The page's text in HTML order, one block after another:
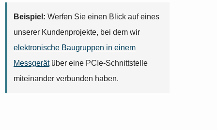
Beispiel: Werfen Sie einen Blick auf eines
unserer Kundenprojekte, bei dem wir
elektronische Baugruppen in einem
Messgerätüber eine PCIe-Schnittstelle
miteinander verbunden haben.